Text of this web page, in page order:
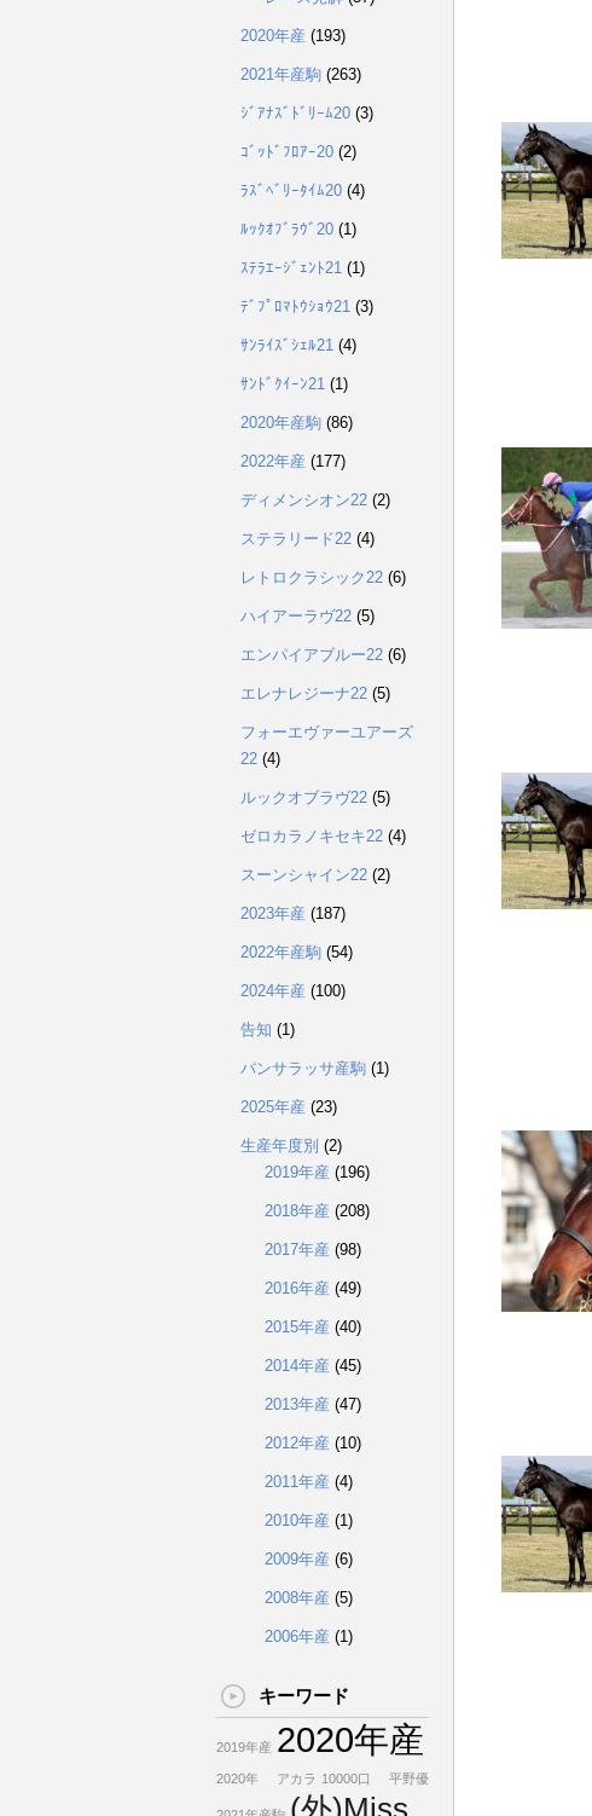
2020年産 (193)
2021年産駒 (263)
ｼﾞｱﾅｽﾞﾄﾞﾘｰﾑ20 (3)
ｺﾞｯﾄﾞﾌﾛｱｰ20 (2)
ﾗｽﾞﾍﾞﾘｰﾀｲﾑ20 (4)
ﾙｯｸｵﾌﾞﾗｳﾞ20 (1)
ｽﾃﾗｴｰｼﾞｪﾝﾄ21 (1)
ﾃﾞﾌﾟﾛﾏﾄｳｼｮｳ21 (3)
ｻﾝﾗｲｽﾞｼｪﾙ21 (4)
ｻﾝﾄﾞｸｲｰﾝ21 (1)
2020年産駒 (86)
2022年産 (177)
ディメンシオン22 (2)
ステラリード22 (4)
レトロクラシック22 (6)
ハイアーラヴ22 (5)
エンパイアブルー22 (6)
エレナレジーナ22 (5)
フォーエヴァーユアーズ
22 (4)
ルックオブラヴ22 (5)
ゼロカラノキセキ22 (4)
スーンシャイン22 (2)
2023年産 (187)
2022年産駒 (54)
2024年産 (100)
告知 (1)
パンサラッサ産駒 (1)
2025年産 (23)
生産年度別 (2)
2019年産 (196)
2018年産 (208)
2017年産 (98)
2016年産 (49)
2015年産 (40)
2014年産 (45)
2013年産 (47)
2012年産 (10)
2011年産 (4)
2010年産 (1)
2009年産 (6)
2008年産 (5)
2006年産 (1)
キーワード
2019年産 2020年産
2020年 アカラ 10000口 平野優
(外)Miss